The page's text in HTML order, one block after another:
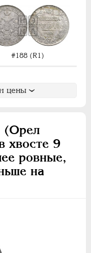
#188 (R1)
цены
(Орел
хвосте 9
ровные,
на